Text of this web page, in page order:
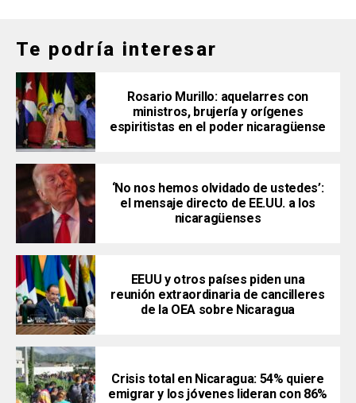
Te podría interesar
Rosario Murillo: aquelarres con
ministros, brujería y orígenes
espiritistas en el poder nicaragüense
‘No nos hemos olvidado de ustedes’:
el mensaje directo de EE.UU. a los
nicaragüenses
EEUU y otros países piden una
reunión extraordinaria de cancilleres
de la OEA sobre Nicaragua
Crisis total en Nicaragua: 54% quiere
emigrar y los jóvenes lideran con 86%